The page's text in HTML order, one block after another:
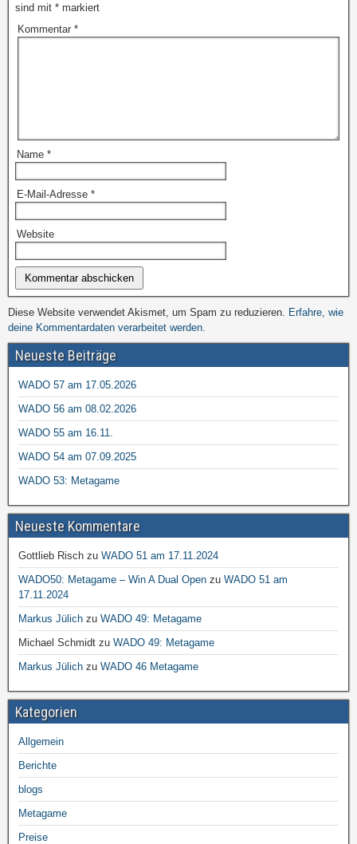
sind mit * markiert
Kommentar *
Name *
E-Mail-Adresse *
Website
Diese Website verwendet Akismet, um Spam zu reduzieren.
Erfahre, wie
deine Kommentardaten verarbeitet werden.
Neueste Beiträge
WADO 57 am 17.05.2026
WADO 56 am 08.02.2026
WADO 55 am 16.11.
WADO 54 am 07.09.2025
WADO 53: Metagame
Neueste Kommentare
Gottlieb Risch zu WADO 51 am 17.11.2024
WADO50: Metagame – Win A Dual Open zu WADO 51 am
17.11.2024
Markus Jülich zu WADO 49: Metagame
Michael Schmidt zu WADO 49: Metagame
Markus Jülich zu WADO 46 Metagame
Kategorien
Allgemein
Berichte
blogs
Metagame
Preise